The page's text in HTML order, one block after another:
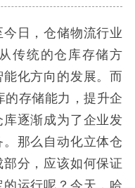
日，仓储物流行业
传统的仓库存储方
化方向的发展。而
存储能力，提升企
逐渐成为了企业发
那么自动化立体仓
分，应该如何保证
运行呢？今天，哈